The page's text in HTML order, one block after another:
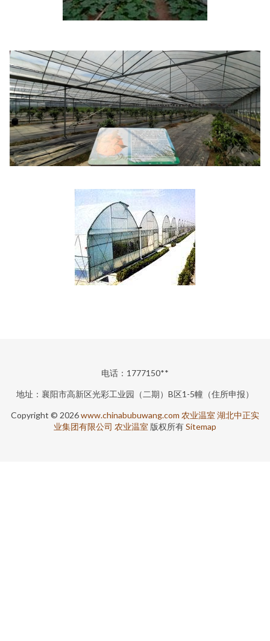
电话：1777150**
地址：襄阳市高新区光彩工业园（二期）B区1-5幢（住所申报）
Copyright © 2026www.chinabubuwang.com 农业温室 湖北中正实
业集团有限公司 农业温室 版权所有Sitemap